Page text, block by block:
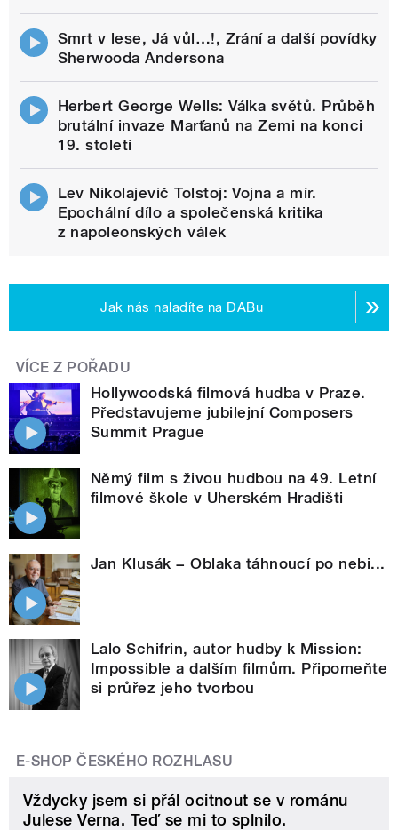
Smrt v lese, Já vůl…!, Zrání a další povídky
Sherwooda Andersona
Herbert George Wells: Válka světů. Průběh
brutální invaze Marťanů na Zemi na konci
19. století
Lev Nikolajevič Tolstoj: Vojna a mír.
Epochální dílo a společenská kritika
z napoleonských válek
Jak nás naladíte na DABu
VÍCE Z POŘADU
Hollywoodská filmová hudba v Praze.
Představujeme jubilejní Composers
Summit Prague
Němý film s živou hudbou na 49. Letní
filmové škole v Uherském Hradišti
Jan Klusák − Oblaka táhnoucí po nebi...
Lalo Schifrin, autor hudby k Mission:
Impossible a dalším filmům. Připomeňte
si průřez jeho tvorbou
E-SHOP ČESKÉHO ROZHLASU
Vždycky jsem si přál ocitnout se v románu
Julese Verna. Teď se mi to splnilo.